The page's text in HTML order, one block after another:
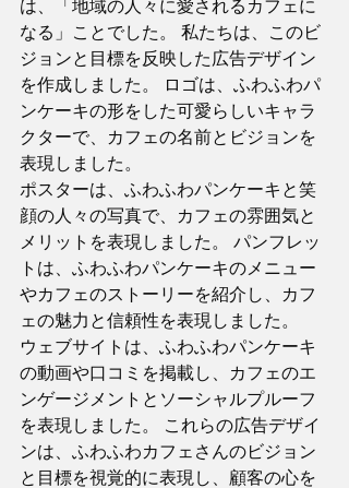
は、「地域の人々に愛されるカフェに
なる」ことでした。 私たちは、このビ
ジョンと目標を反映した広告デザイン
を作成しました。 ロゴは、ふわふわパ
ンケーキの形をした可愛らしいキャラ
クターで、カフェの名前とビジョンを
表現しました。
ポスターは、ふわふわパンケーキと笑
顔の人々の写真で、カフェの雰囲気と
メリットを表現しました。 パンフレッ
トは、ふわふわパンケーキのメニュー
やカフェのストーリーを紹介し、カフ
ェの魅力と信頼性を表現しました。
ウェブサイトは、ふわふわパンケーキ
の動画や口コミを掲載し、カフェのエ
ンゲージメントとソーシャルプルーフ
を表現しました。 これらの広告デザイ
ンは、ふわふわカフェさんのビジョン
と目標を視覚的に表現し、顧客の心を